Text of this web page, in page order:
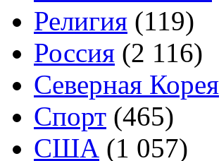
Религия (119)
Россия (2 116)
Северная Корея
Спорт (465)
США (1 057)